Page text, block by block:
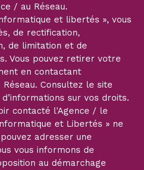
/ au Réseau.
et libertés », vous
de rectification,
de limitation et de
Vous pouvez retirer votre
en contactant
Consultez le site
sur vos droits.
contacté l'Agence / le
et Libertés » ne
adresser une
vous informons de
au démarchage